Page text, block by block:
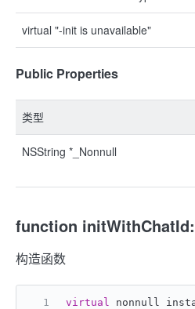
virtual "-init is unavailable"
Public Properties
类型
NSString *_Nonnull
function initWithChatId:
构造函数
virtual nonnull